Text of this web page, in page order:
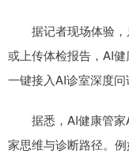
据记者现场体验，
或上传体检报告，AI
一键接入AI诊室深度问
据悉，AI健康管家
家思维与诊断路径。